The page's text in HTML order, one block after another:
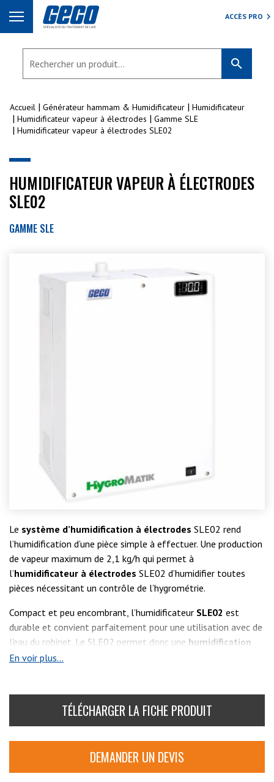
ACCÈS PRO
search
Accueil Générateur hammam & Humidificateur
Humidificateur
Humidificateur vapeur à électrodes
Gamme SLE
Humidificateur vapeur à électrodes SLE02
HUMIDIFICATEUR VAPEUR À ÉLECTRODES
SLE02
GAMME SLE
Le système d’humidification à électrodes SLE02 rend
l’humidification d’une pièce simple à effectuer. Une production
de vapeur maximum de 2,1 kg/h qui permet à
l’humidificateur à électrodes SLE02 d’humidifier toutes
pièces nécessitant un contrôle de l’hygrométrie.
Compact et peu encombrant, l’humidificateur SLE02 est
durable et convient parfaitement pour une utilisation avec de
l’eau du robinet. Le SLE02 permet donc une humidification
hygiénique
En voir plus...
TÉLÉCHARGER LA FICHE PRODUIT
DEMANDER UN DEVIS